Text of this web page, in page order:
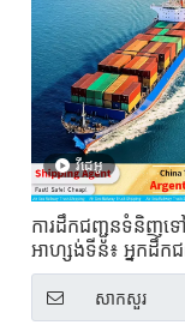
វីដេអូ
ការដឹកជញ្ជូនទំនិញទ
អាហ្សង់ទីន៖ អ្នកដឹក
គេ
សាកសួរ